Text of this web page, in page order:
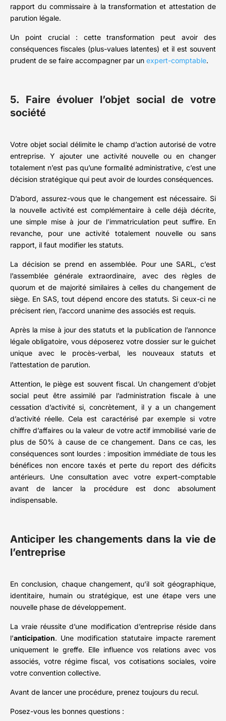
rapport du commissaire à la transformation et attestation de
parution légale.
Un point crucial : cette transformation peut avoir des
conséquences fiscales (plus-values latentes) et il est souvent
prudent de se faire accompagner par un expert-comptable.
5. Faire évoluer l’objet social de votre
société
Votre objet social délimite le champ d’action autorisé de votre
entreprise. Y ajouter une activité nouvelle ou en changer
totalement n’est pas qu’une formalité administrative, c’est une
décision stratégique qui peut avoir de lourdes conséquences.
D’abord, assurez-vous que le changement est nécessaire. Si
la nouvelle activité est complémentaire à celle déjà décrite,
une simple mise à jour de l’immatriculation peut suffire. En
revanche, pour une activité totalement nouvelle ou sans
rapport, il faut modifier les statuts.
La décision se prend en assemblée. Pour une SARL, c’est
l’assemblée générale extraordinaire, avec des règles de
quorum et de majorité similaires à celles du changement de
siège. En SAS, tout dépend encore des statuts. Si ceux-ci ne
précisent rien, l’accord unanime des associés est requis.
Après la mise à jour des statuts et la publication de l’annonce
légale obligatoire, vous déposerez votre dossier sur le guichet
unique avec le procès-verbal, les nouveaux statuts et
l’attestation de parution.
Attention, le piège est souvent fiscal. Un changement d’objet
social peut être assimilé par l’administration fiscale à une
cessation d’activité si, concrètement, il y a un changement
d’activité réelle. Cela est caractérisé par exemple si votre
chiffre d’affaires ou la valeur de votre actif immobilisé varie de
plus de 50% à cause de ce changement. Dans ce cas, les
conséquences sont lourdes : imposition immédiate de tous les
bénéfices non encore taxés et perte du report des déficits
antérieurs. Une consultation avec votre expert-comptable
avant de lancer la procédure est donc absolument
indispensable.
Anticiper les changements dans la vie de
l’entreprise
En conclusion, chaque changement, qu’il soit géographique,
identitaire, humain ou stratégique, est une étape vers une
nouvelle phase de développement.
La vraie réussite d’une modification d’entreprise réside dans
l’anticipation. Une modification statutaire impacte rarement
uniquement le greffe. Elle influence vos relations avec vos
associés, votre régime fiscal, vos cotisations sociales, voire
votre convention collective.
Avant de lancer une procédure, prenez toujours du recul.
Posez-vous les bonnes questions :